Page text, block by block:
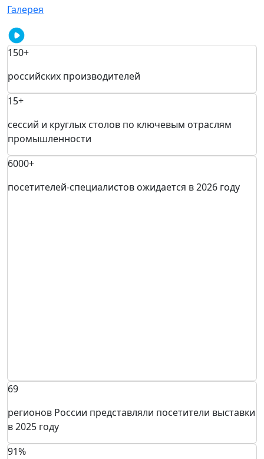
Галерея
150+
российских производителей
15+
сессий и круглых столов по ключевым отраслям
промышленности
6000+
посетителей-специалистов ожидается в 2026 году
69
регионов России представляли посетители выставки
в 2025 году
91%